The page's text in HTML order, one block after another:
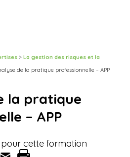
> La gestion des risques et la
de la pratique professionnelle – APP
la pratique
– APP
cette formation